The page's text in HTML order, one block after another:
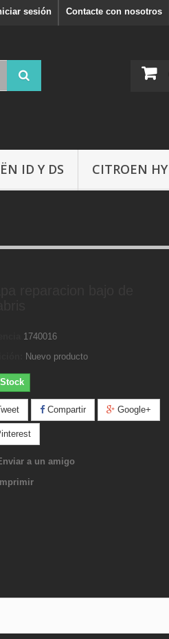
Contacte con nosotros
sesión
ID Y DS CITROEN HY
1740016
Nuevo producto
Compartir Google+
a un amigo
Imprimir